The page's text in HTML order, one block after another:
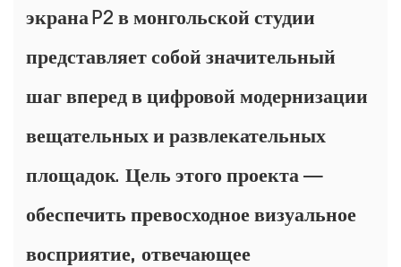
экрана P2 в монгольской студии
представляет собой значительный
шаг вперед в цифровой модернизации
вещательных и развлекательных
площадок. Цель этого проекта —
обеспечить превосходное визуальное
восприятие, отвечающее